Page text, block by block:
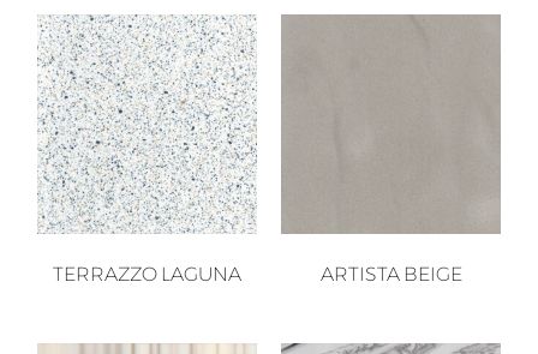
TERRAZZO LAGUNA ARTISTA BEIGE